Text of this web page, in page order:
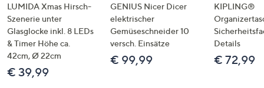
LUMIDA Xmas Hirsch-
Szenerie unter
Glasglocke inkl. 8 LEDs
& Timer Höhe ca.
42cm, Ø 22cm
€ 39,99
GENIUS Nicer Dicer
elektrischer
Gemüseschneider 10
versch. Einsätze
€ 99,99
KIPLING®
Details
€ 72,99